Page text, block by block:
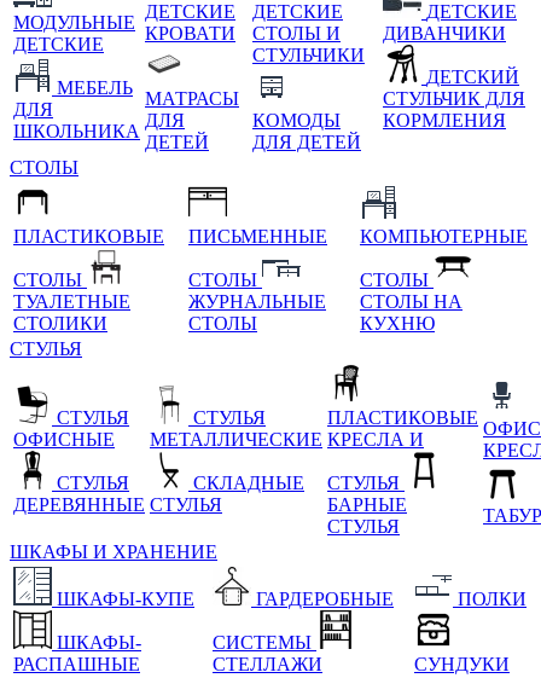
МОДУЛЬНЫЕ
ДЕТСКИЕ
МЕБЕЛЬ
ДЛЯ
ШКОЛЬНИКА
ДЕТСКИЕ
КРОВАТИ
МАТРАСЫ
ДЛЯ
ДЕТЕЙ
ДЕТСКИЕ
СТОЛЫ И
СТУЛЬЧИКИ
КОМОДЫ
ДЛЯ ДЕТЕЙ
ДЕТСКИЕ
ДИВАНЧИКИ
ДЕТСКИЙ
СТУЛЬЧИК ДЛЯ
КОРМЛЕНИЯ
СТОЛЫ
ПЛАСТИКОВЫЕ
СТОЛЫ
ТУАЛЕТНЫЕ
СТОЛИКИ
ПИСЬМЕННЫЕ
СТОЛЫ
ЖУРНАЛЬНЫЕ
СТОЛЫ
КОМПЬЮТЕРНЫЕ
СТОЛЫ
СТОЛЫ НА
КУХНЮ
СТУЛЬЯ
СТУЛЬЯ
ОФИСНЫЕ
СТУЛЬЯ
ДЕРЕВЯННЫЕ
СТУЛЬЯ
МЕТАЛЛИЧЕСКИЕ
СКЛАДНЫЕ
СТУЛЬЯ
ПЛАСТИКОВЫЕ
КРЕСЛА И
СТУЛЬЯ
БАРНЫЕ
СТУЛЬЯ
ШКАФЫ И ХРАНЕНИЕ
ШКАФЫ-КУПЕ
ШКАФЫ-
РАСПАШНЫЕ
ГАРДЕРОБНЫЕ
СИСТЕМЫ
СТЕЛЛАЖИ
ПОЛКИ
СУНДУКИ